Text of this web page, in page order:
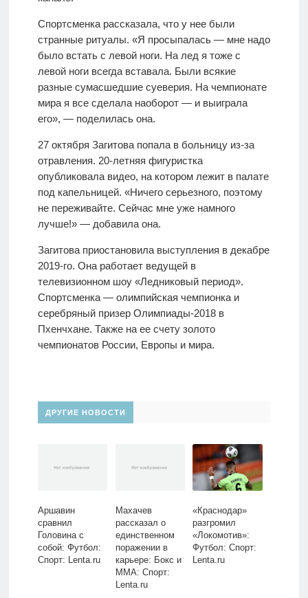
Спортсменка рассказала, что у нее были
странные ритуалы. «Я просыпалась — мне надо
было встать с левой ноги. На лед я тоже с
левой ноги всегда вставала. Были всякие
разные сумасшедшие суеверия. На чемпионате
мира я все сделала наоборот — и выиграла
его», — поделилась она.
27 октября Загитова попала в больницу из-за
отравления. 20-летняя фигуристка
опубликовала видео, на котором лежит в палате
под капельницей. «Ничего серьезного, поэтому
не переживайте. Сейчас мне уже намного
лучше!» — добавила она.
Загитова приостановила выступления в декабре
2019-го. Она работает ведущей в
телевизионном шоу «Ледниковый период».
Спортсменка — олимпийская чемпионка и
серебряный призер Олимпиады-2018 в
Пхенчхане. Также на ее счету золото
чемпионатов России, Европы и мира.
ДРУГИЕ НОВОСТИ
Аршавин
сравнил
Головина с
собой: Футбол:
Спорт: Lenta.ru
Махачев
рассказал о
единственном
поражении в
карьере: Бокс и
ММА: Спорт:
Lenta.ru
«Краснодар»
разгромил
«Локомотив»:
Футбол: Спорт:
Lenta.ru